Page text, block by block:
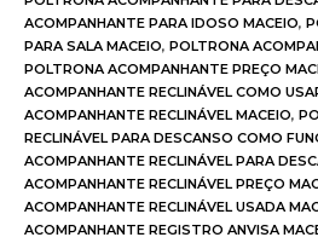
ACOMPANHANTE PARA IDOSO MACEIO,
PARA SALA MACEIO, POLTRONA
POLTRONA ACOMPANHANTE PREÇO
ACOMPANHANTE RECLINÁVEL COMO
ACOMPANHANTE RECLINÁVEL MACEIO,
RECLINÁVEL PARA DESCANSO COMO
ACOMPANHANTE RECLINÁVEL PARA
ACOMPANHANTE RECLINÁVEL PREÇO
ACOMPANHANTE RECLINÁVEL USADA
ACOMPANHANTE REGISTRO ANVISA